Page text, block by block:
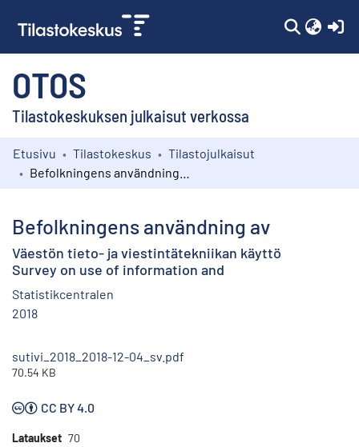
OTOS
Tilastokeskuksen julkaisut verkossa
Kokoelmat
Etusivu Tilastokeskus
Tilastojulkaisut
Befolkningens användning av
Väestön tieto- ja viestintätekniikan käyttö
Survey on use of information and
Statistikcentralen
2018
sutivi_2018_2018-12-04_sv.pdf
70.54 KB
CC BY 4.0
Lataukset 70